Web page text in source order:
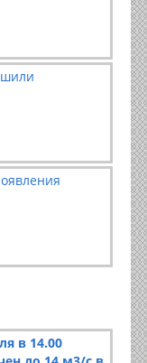
в 14.00